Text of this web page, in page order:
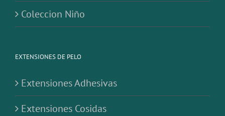
Coleccion Niño
EXTENSIONES DE PELO
Extensiones Adhesivas
Extensiones Cosidas